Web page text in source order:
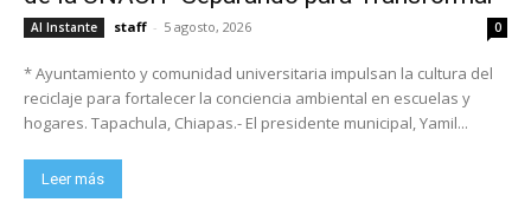
Al Instante staff - 5 agosto, 2026 0
* Ayuntamiento y comunidad universitaria impulsan la cultura del
reciclaje para fortalecer la conciencia ambiental en escuelas y
hogares. Tapachula, Chiapas.- El presidente municipal, Yamil...
Leer más